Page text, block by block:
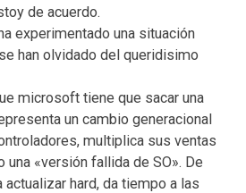
de acuerdo.
experimentado una situación
han olvidado del queridisimo
microsoft tiene que sacar una
un cambio generacional
multiplica sus ventas
una «versión fallida de SO». De
hard, da tiempo a las